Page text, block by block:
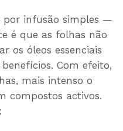
infusão simples —
é que as folhas não
os óleos essenciais
Com efeito,
mais intenso o
compostos activos.